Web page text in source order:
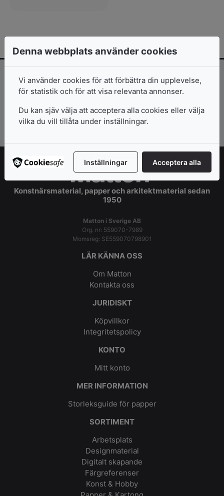
Inspiration och erbjudanden direkt i
mailkorgen!
Konstnärsmaterial, papper och arkitektmaterial sedan
1950
Matton i Sverige AB
Org. nr: 559070-7989
Momsreg: SE559070798901
LÄR KÄNNA OSS
Om Matton
Kontakta oss
JURIDISKT
Köpvillkor
Integritetspolicy
KONTO
Mitt konto
MER INFORMATION
Storleksguide för papper
SORTIMENT
Arbetsplats
Designmaterial
Digitalt skapande
Färgreferenser
Konst & Hobby
Denna webbplats använder cookies
Vi använder cookies för att förbättra din upplevelse,
för statistik och för att visa relevanta annonser.
Du kan sjäv välja att acceptera alla cookies eller välja
vilka du vill tillåta under inställningar.
Inställningar Acceptera alla